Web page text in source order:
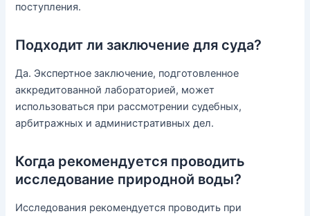
поступления.
Подходит ли заключение для суда?
Да. Экспертное заключение, подготовленное
аккредитованной лабораторией, может
использоваться при рассмотрении судебных,
арбитражных и административных дел.
Когда рекомендуется проводить
исследование природной воды?
Исследования рекомендуется проводить при